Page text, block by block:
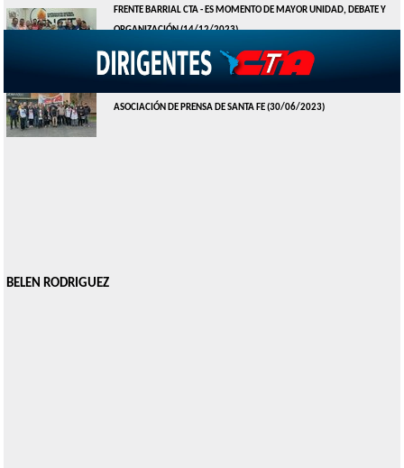
FRENTE BARRIAL CTA - ES MOMENTO DE MAYOR UNIDAD, DEBATE Y
ORGANIZACIÓN(14/12/2023)
ASOCIACIÓN DE PRENSA DE SANTA FE(30/06/2023)
BELEN RODRIGUEZ